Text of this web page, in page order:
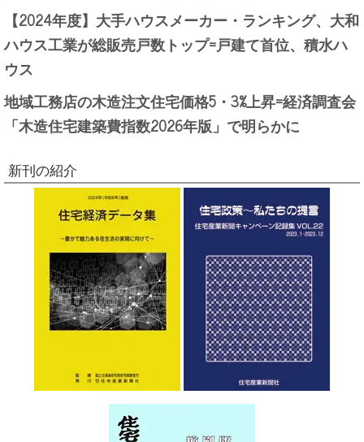
【2024年度】大手ハウスメーカー・ランキング、大和
ハウス工業が総販売戸数トップ=戸建て首位、積水ハ
ウス
地域工務店の木造注文住宅価格5・3%上昇=経済調査会
「木造住宅建築費指数2026年版」で明らかに
新刊の紹介